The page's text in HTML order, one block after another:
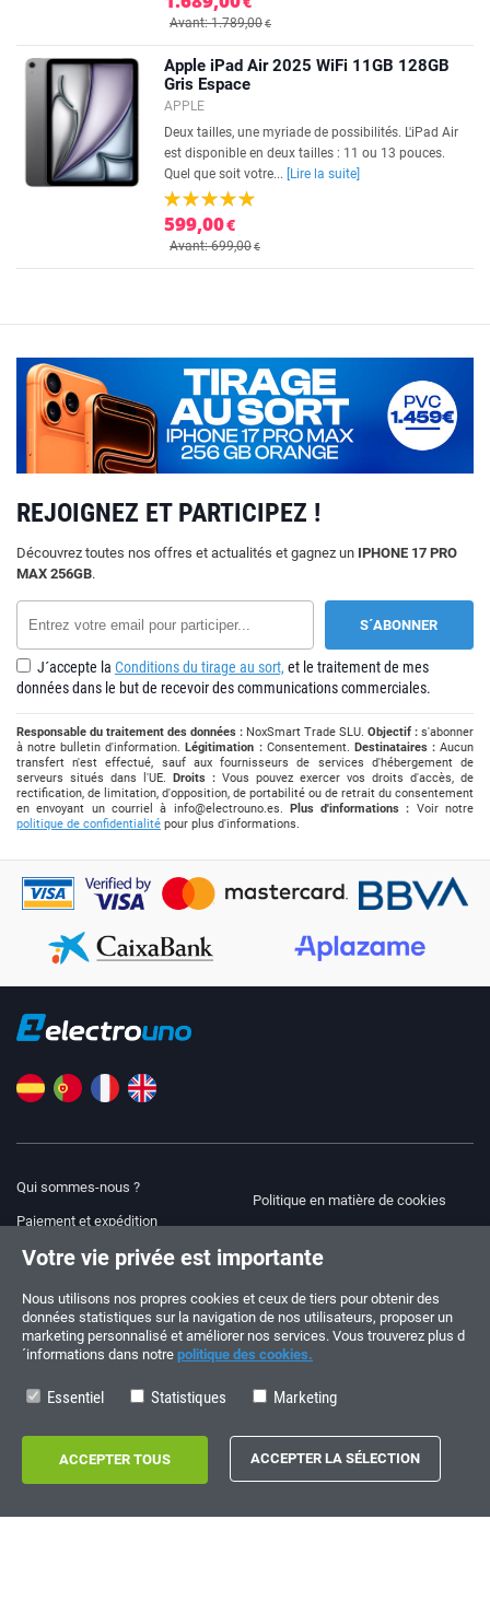
Avant: 1.789,00€
Apple iPad Air 2025 WiFi 11GB 128GB
Gris Espace
APPLE
Deux tailles, une myriade de possibilités. L'iPad Air
est disponible en deux tailles : 11 ou 13 pouces.
Quel que soit votre...
[Lire la suite]
599,00€
Avant: 699,00€
REJOIGNEZ ET PARTICIPEZ !
Découvrez toutes nos offres et actualités et gagnez un IPHONE 17 PRO
MAX 256GB.
J´accepte la Conditions du tirage au sort, et le traitement de mes
données dans le but de recevoir des communications commerciales.
Responsable du traitement des données : NoxSmart Trade SLU. Objectif : s'abonner
à notre bulletin d'information.Légitimation :Consentement. Destinataires :Aucun
transfert n'est effectué, sauf aux fournisseurs de services d'hébergement de
serveurs situés dans l'UE. Droits : Vous pouvez exercer vos droits d'accès, de
rectification, de limitation, d'opposition, de portabilité ou de retrait du consentement
en envoyant un courriel à info@electrouno.es. Plus d'informations : Voir notre
politique de confidentialité pour plus d'informations.
Qui sommes-nous ?
Paiement et expédition
Avis juridique
Politique de confidentialité
Politique en matière de cookies
+34 910 600 459
HORAIRES D’ÉTÉ
Du lundi au vendredi: 10:00 - 14:00
Suivez-nous !
Votre vie privée est importante
Nous utilisons nos propres cookies et ceux de tiers pour obtenir des
données statistiques sur la navigation de nos utilisateurs, proposer un
marketing personnalisé et améliorer nos services. Vous trouverez plus d
´informations dans notre politique des cookies.
Essentiel Statistiques Marketing